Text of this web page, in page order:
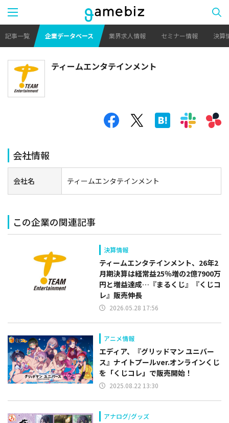
記事一覧 企業データベース 業界求人情報 セミナー情報 決算
ティームエンタテインメント
会社情報
会社名 ティームエンタテインメント
この企業の関連記事
決算情報
ティームエンタテインメント、26年2
月期決算は経常益25％増の2億7900万
円と増益達成…『まるくじ』『くじコ
レ』販売伸長
2026.05.28 17:56
アニメ情報
エディア、『グリッドマン ユニバー
ス』ナイトプールver.オンラインくじ
を「くじコレ」で販売開始！
2025.08.22 13:30
アナログ/グッズ